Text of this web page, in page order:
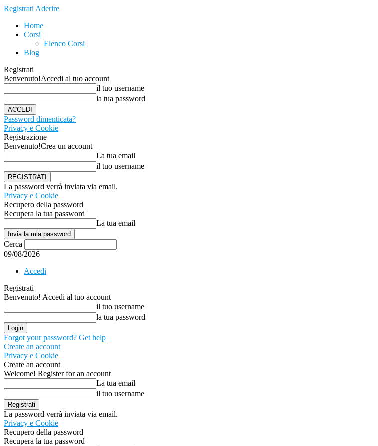
Registrati Aderire
Home
Corsi
Elenco Corsi
Blog
Registrati
Benvenuto!Accedi al tuo account
il tuo username
la tua password
Password dimenticata?
Privacy e Cookie
Registrazione
Benvenuto!Crea un account
La tua email
il tuo username
La password verrà inviata via email.
Privacy e Cookie
Recupero della password
Recupera la tua password
La tua email
Cerca
09/08/2026
Accedi
Registrati
Benvenuto! Accedi al tuo account
il tuo username
la tua password
Forgot your password? Get help
Create an account
Privacy e Cookie
Create an account
Welcome! Register for an account
La tua email
il tuo username
La password verrà inviata via email.
Privacy e Cookie
Recupero della password
Recupera la tua password